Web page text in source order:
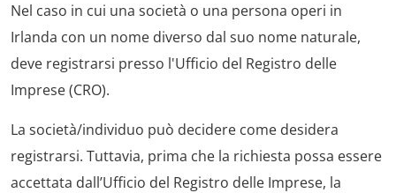
Nel caso in cui una società o una persona operi in
Irlanda con un nome diverso dal suo nome naturale,
deve registrarsi presso l'Ufficio del Registro delle
Imprese (CRO).
La società/individuo può decidere come desidera
registrarsi. Tuttavia, prima che la richiesta possa essere
accettata dall’Ufficio del Registro delle Imprese, la